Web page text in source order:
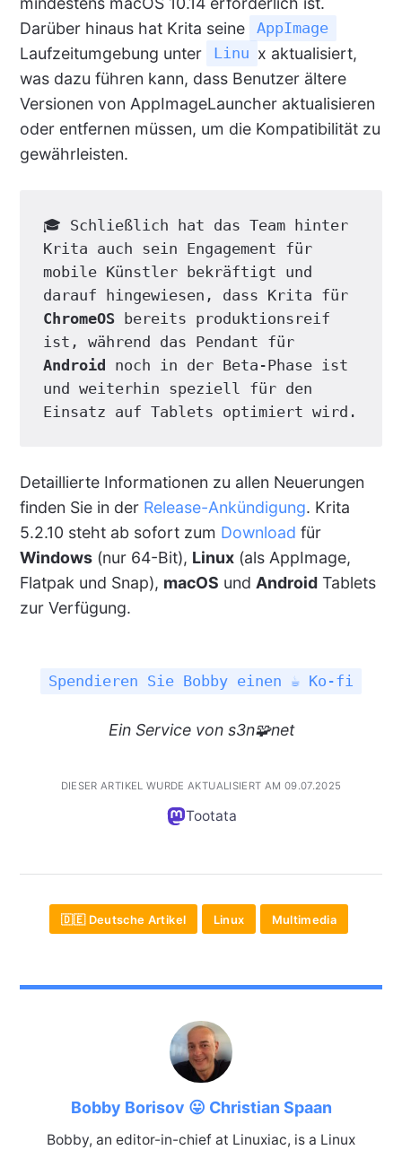
Darüber hinaus hat Krita seine
AppImage
Laufzeitumgebung unter Linu x aktualisiert,
was dazu führen kann, dass Benutzer ältere
Versionen von AppImageLauncher aktualisieren
oder entfernen müssen, um die Kompatibilität zu
gewährleisten.
🎓 Schließlich hat das Team hinter
Krita auch sein Engagement für
mobile Künstler bekräftigt und
darauf hingewiesen, dass Krita für
ChromeOS bereits produktionsreif
ist, während das Pendant für
Android noch in der Beta-Phase ist
und weiterhin speziell für den
Einsatz auf Tablets optimiert wird.
Detaillierte Informationen zu allen Neuerungen
finden Sie in der Release-Ankündigung. Krita
5.2.10 steht ab sofort zum Download für
Windows(nur 64-Bit), Linux(als AppImage,
Flatpak und Snap), macOS und AndroidTablets
zur Verfügung.
Spendieren Sie Bobby einen ☕ Ko-fi
Ein Service von s3n🧩net
DIESER ARTIKEL WURDE AKTUALISIERT AM 09.07.2025
Tootata
🇩🇪 Deutsche Artikel Linux Multimedia
Bobby Borisov 😛 Christian Spaan
Bobby, an editor-in-chief at Linuxiac, is a Linux